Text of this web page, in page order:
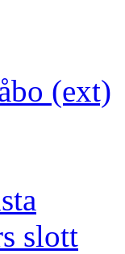
(ext)
slott